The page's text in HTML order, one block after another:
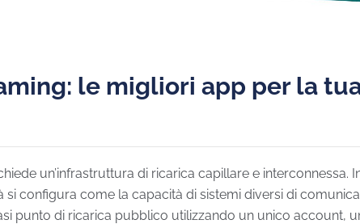
le migliori app per la
un’infrastruttura di ricarica capillare e
si configura come la capacità di sistemi diversi di
punto di ricarica pubblico utilizzando un unico account,